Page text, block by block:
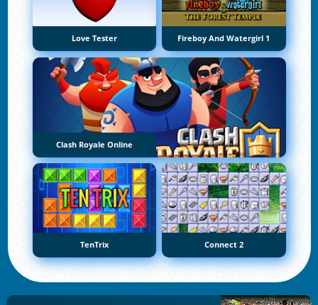
Love Tester Fireboy And Watergirl 1
Clash Royale Online
TenTrix Connect 2